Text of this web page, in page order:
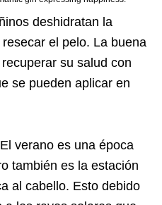
deshidratan la
el pelo. La buena
su salud con
se pueden aplicar en
verano es una época
también es la estación
al cabello. Esto debido